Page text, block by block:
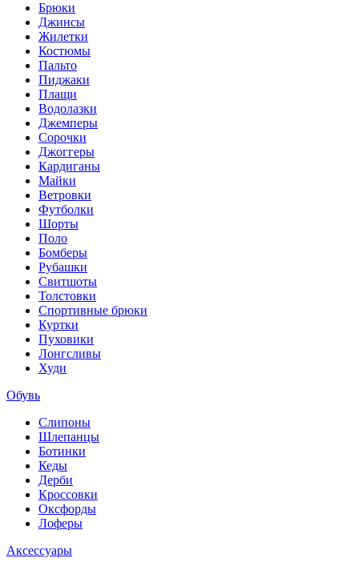
Брюки
Джинсы
Жилетки
Костюмы
Пальто
Пиджаки
Плащи
Водолазки
Джемперы
Сорочки
Джоггеры
Кардиганы
Майки
Ветровки
Футболки
Шорты
Поло
Бомберы
Рубашки
Свитшоты
Толстовки
Спортивные брюки
Куртки
Пуховики
Лонгсливы
Худи
Обувь
Слипоны
Шлепанцы
Ботинки
Кеды
Дерби
Кроссовки
Оксфорды
Лоферы
Аксессуары